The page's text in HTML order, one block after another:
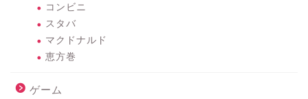
コンビニ
スタバ
マクドナルド
恵方巻
ゲーム